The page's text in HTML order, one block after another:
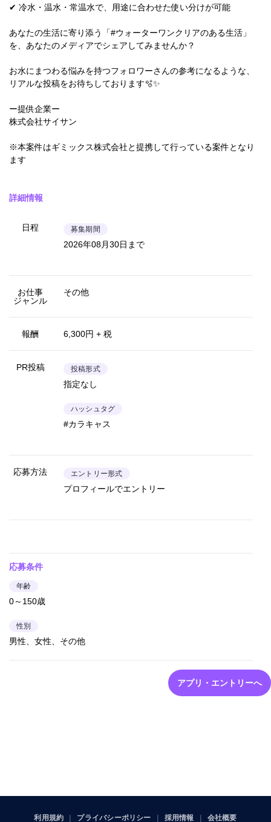
✔︎ 冷水・温水・常温水で、用途に合わせた使い分けが可能
あなたの生活に寄り添う「#ウォーターワンクリアのある生活」
を、あなたのメディアでシェアしてみませんか？
お水にまつわる悩みを持つフォロワーさんの参考になるような、
リアルな投稿をお待ちしております🫧✨
ー提供企業ー
株式会社サイサン
※本案件はギミックス株式会社と提携して行っている案件となり
ます
詳細情報
日程 募集期間
2026年08月30日まで
お仕事
ジャンル
その他
報酬 6,300円 + 税
PR投稿 投稿形式
指定なし
ハッシュタグ
#カラキャス
応募方法 エントリー形式
プロフィールでエントリー
応募条件
年齢
0～150歳
性別
男性、女性、その他
アプリ・エントリーへ
利用規約 プライバシーポリシー 採用情報 会社概要